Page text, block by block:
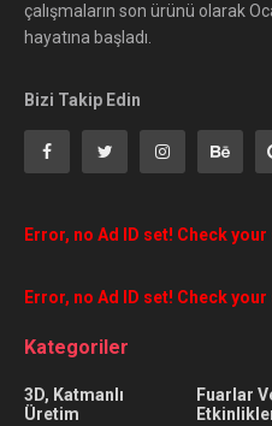
çalışmaların son ürünü olarak
hayatına başladı.
Bizi Takip Edin
Error, no Ad ID set! Check your
Error, no Ad ID set! Check your
Kategoriler
3D, Katmanlı
Üretim
Fuarlar